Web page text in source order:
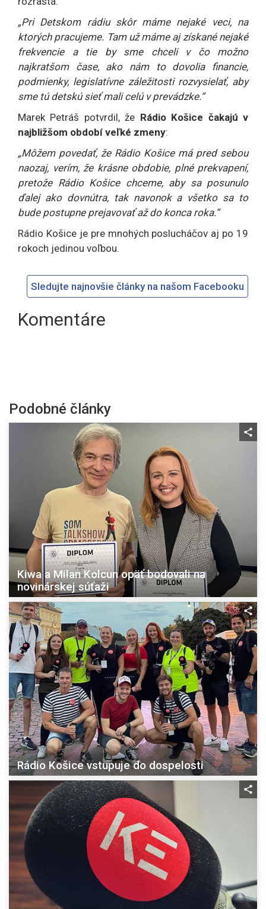
„Pri Detskom rádiu skôr máme nejaké veci, na
ktorých pracujeme. Tam už máme aj získané nejaké
frekvencie a tie by sme chceli v čo možno
najkratšom čase, ako nám to dovolia financie,
podmienky, legislatívne záležitosti rozvysielať, aby
sme tú detskú sieť mali celú v prevádzke.“
Marek Petráš potvrdil, že Rádio Košice čakajú v
najbližšom období veľké zmeny:
„Môžem povedať, že Rádio Košice má pred sebou
naozaj, verím, že krásne obdobie, plné prekvapení,
pretože Rádio Košice chceme, aby sa posunulo
ďalej ako dovnútra, tak navonok a všetko sa to
bude postupne prejavovať až do konca roka.“
Rádio Košice je pre mnohých poslucháčov aj po 19
rokoch jedinou voľbou.
Sledujte najnovšie články na našom Facebooku
Komentáre
Podobné články
Kiwa a Milan Kolcun opäť bodovali na
novinárskej súťaži
Rádio Košice vstupuje do dospelosti